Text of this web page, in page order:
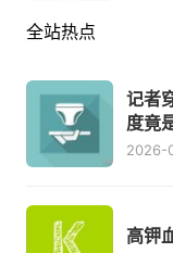
全站热点
记者
度竟
2026-
高钾